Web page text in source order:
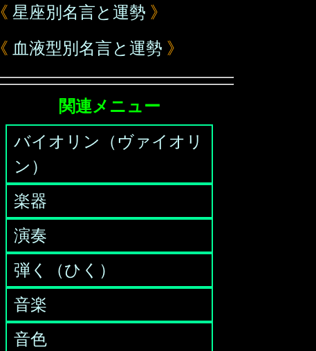
《 星座別名言と運勢 》
《 血液型別名言と運勢 》
関連メニュー
バイオリン（ヴァイオリ
ン）
楽器
演奏
弾く（ひく）
音楽
音色